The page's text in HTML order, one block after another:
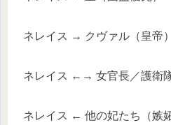
ネレイス → クヴァル（皇帝）
ネレイス ←→ 女官長／護衛
ネレイス ← 他の妃たち（嫉